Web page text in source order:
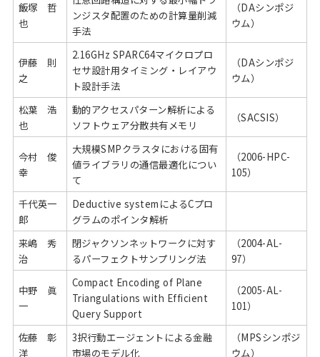
飯塚 哲
也
ンジスタ配置のための計算量削減
手法
（DAシンポジ
ウム）
伊藤 則
之
2.16GHz SPARC64マイクロプロ
セサ設計用タイミング・レイアウ
ト設計手法
（DAシンポジ
ウム）
松葉 浩
也
動的アクセスパターン解析による
ソフトウェア分散共有メモリ
（SACSIS）
今村 俊
幸
大規模SMPクラスタにおける固有
値ライブラリの通信最適化につい
て
（2006-HPC-
105）
千代英一
郎
Deductive systemによるCプロ
グラムのポインタ解析
来嶋 秀
治
閉ジャクソンネットワークに対す
るパーフェクトサンプリング法
（2004-AL-
97）
中野 眞
一
Compact Encoding of Plane
Triangulations with Efficient
Query Support
（2005-AL-
101）
佐藤 彰
洋
3択行動エージェントによる金融
市場のモデル化
（MPSシンポジ
ウム）